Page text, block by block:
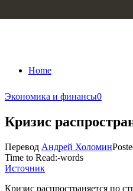
Home
Экономика и финансы0
Кризис
Перевод Андрей Холомин
Time to Read:-words
Источник
Кризис распространяется по